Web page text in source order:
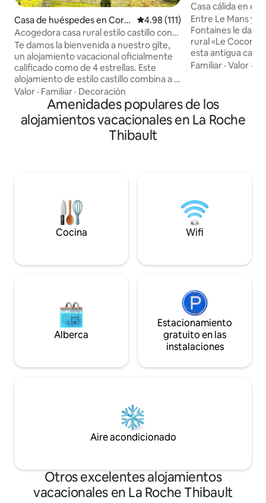
Casa de huéspedes en Corn
é
Calificación promedio: 4.98 de
4.98 (111)
Acogedora casa rural estilo castillo con
vistas al estanque
Te damos la bienvenida a nuestro gîte,
un alojamiento vacacional oficialmente
calificado como de 4 estrellas. Este
alojamiento de estilo castillo combina a la
perfección el carácter histórico con las
comodidades modernas para tu
estancia. Servicios cómodos: cocina bien
equipada con todo lo esencial, cómodos
dormitorios y una chimenea. Vida al aire
región del Valle del Loira.
Valor · Familiar · Decoración
Casa cálida en el
Entre Le Mans y
Fontaines le da la
rural «Le Cocon». Recién reformada,
esta antigua casa
las comodidades
teletrabajo en la
la región. Le Cocon le ofrece dos
cómodas
Familiar ·Valor ·
Amenidades populares de los
alojamientos vacacionales en La Roche
Thibault
Cocina Wifi
Alberca
Estacionamiento
gratuito en las
instalaciones
Aire acondicionado
Otros excelentes alojamientos
vacacionales en La Roche Thibault